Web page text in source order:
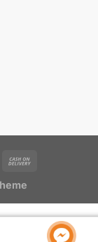
quyền
của